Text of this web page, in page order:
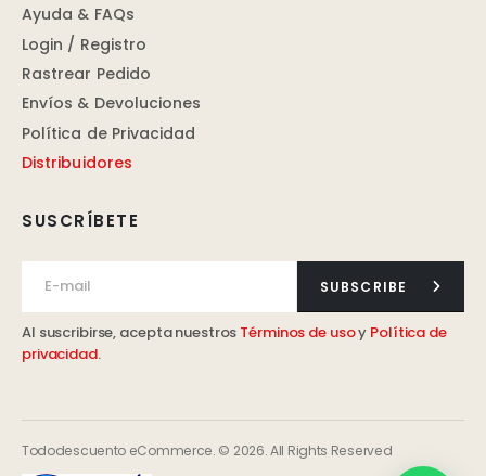
SUSCRÍBETE
SUBSCRIBE
Al suscribirse, acepta nuestros Términos de usoy Política de
privacidad.
Ayuda & FAQs
Login / Registro
Rastrear Pedido
Envíos & Devoluciones
Política de Privacidad
Distribuidores
Tododescuento eCommerce. © 2026. All Rights Reserved